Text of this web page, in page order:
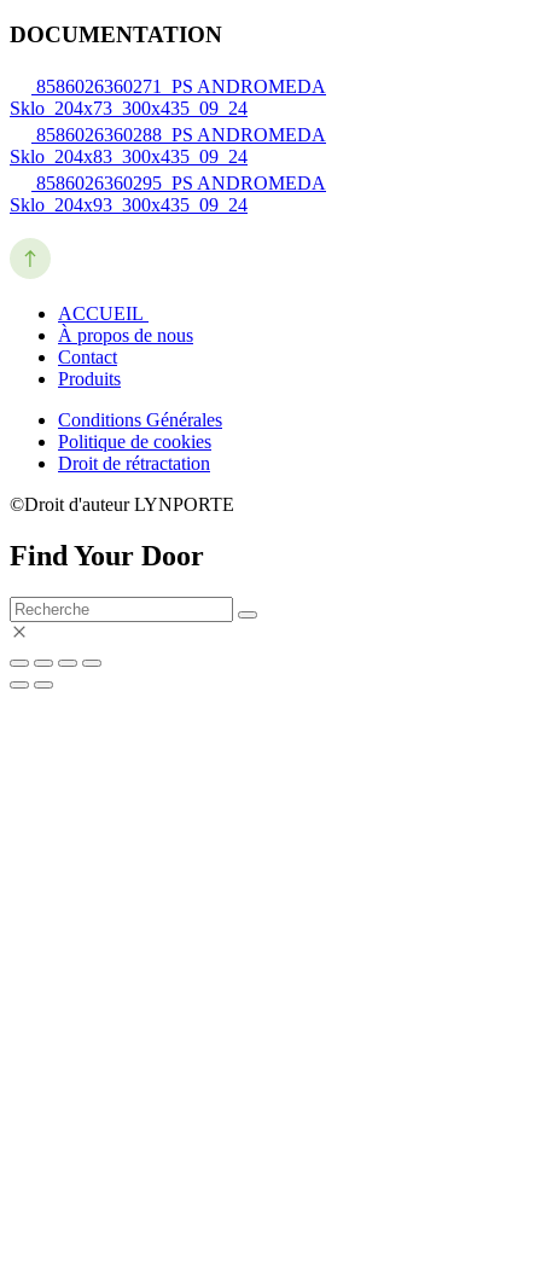
DOCUMENTATION
8586026360271_PS ANDROMEDA
Sklo_204x73_300x435_09_24
8586026360288_PS ANDROMEDA
Sklo_204x83_300x435_09_24
8586026360295_PS ANDROMEDA
Sklo_204x93_300x435_09_24
ACCUEIL
À propos de nous
Contact
Produits
Conditions Générales
Politique de cookies
Droit de rétractation
©Droit d'auteur LYNPORTE
Find Your Door